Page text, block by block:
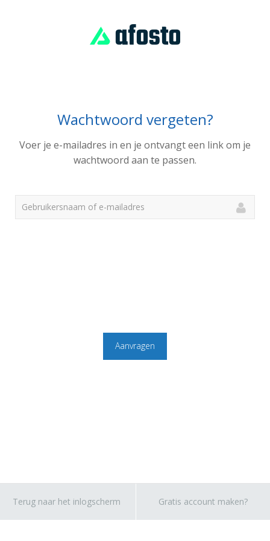
Wachtwoord vergeten?
Voer je e-mailadres in en je ontvangt een link om je
wachtwoord aan te passen.
Aanvragen
Terug naar het inlogscherm Gratis account maken?